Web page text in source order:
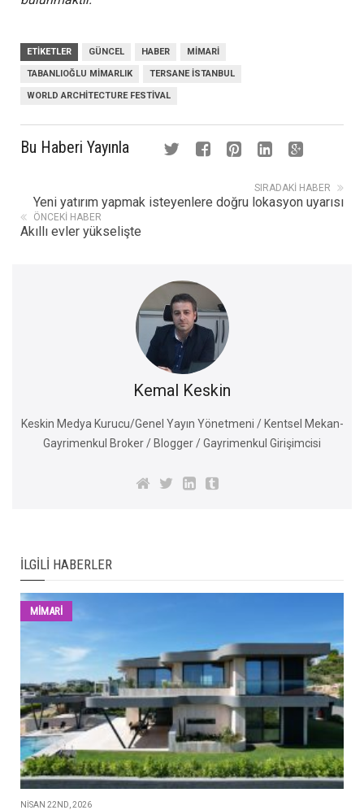
ETIKETLER GÜNCEL HABER MIMARI
TABANLIOĞLU MIMARLIK TERSANE ISTANBUL
WORLD ARCHITECTURE FESTIVAL
Bu Haberi Yayınla
SIRADAKI HABER
Yeni yatırım yapmak isteyenlere doğru lokasyon uyarısı
ÖNCEKI HABER
Akıllı evler yükselişte
Kemal Keskin
Keskin Medya Kurucu/Genel Yayın Yönetmeni / Kentsel Mekan-
Gayrimenkul Broker / Blogger / Gayrimenkul Girişimcisi
İLGILI HABERLER
MİMARİ
NISAN 22ND, 2026